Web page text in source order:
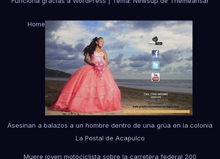
Home
Asesinan a balazos a un hombre dentro de una grúa en la colonia
La Postal de Acapulco
Muere joven motociclista sobre la carretera federal 200